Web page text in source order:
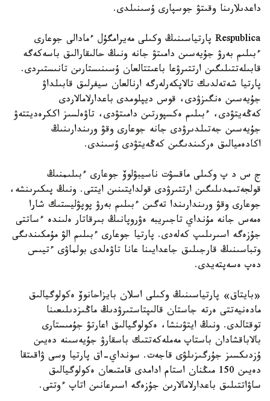
داعدىلارىنا وقىتۋ جوسپارى ۇسىنىلدى.
Respublica پارتياسىنىڭ وكىلى مەيرامگۇل ءمادالى جوعارى
ءبىلىم بەرۋ جۇيەسىن دامىتۋ جانە ونىڭ حالىقارالىق باسەكەگە
قابىلەتتىلىگىن ارتتىرۋعا باعىتتالعان ۇسىنىستارىن تانىستىردى.
پارتيا شەتەلدىك تالاپكەرلەرگە ارنالعان سيفرلىق قابىلداۋ
جۇيەسىن ەنگىزۋدى، قوس ديپلومدى باعدارلامالاردى
كەڭەيتۋدى، ءبىلىم ەكسپورتىن دامىتۋدى، تاۋەلسىز اككرەديتتەۋ
جۇيەسىن جەتىلدىرۋدى جانە جوعارى وقۋ ورىندارىنىڭ
اكادەميالىق ەركىندىگىن كەڭەيتۋدى ۇسىندى.
ج س د پ وكىلى ماقسۋت ناسيبۋلوۆ جوعارى ءبىلىمنىڭ
قولجەتىمدىلىگىن ارتتىرۋدى قولدايتىنىن ايتتى. ونىڭ پىكىرىنشە،
جوعارى وقۋ ورىندارىندا تەگىن ءبىلىم بەرۋ پوپۋليستىك شارا
ەمەس جانە مۇنداي تاجىريبە ەۋروپانىڭ بىرقاتار ەلىندە ءساتتى
جۇزەگە اسىرىلىپ كەلەدى. پارتيا جوعارى ءبىلىم الۋ مۇمكىندىگى
وتباسىنىڭ قارجىلىق جاعدايىنا عانا تاۋەلدى بولماۋى ءتيىس
دەپ ەسەپتەيدى.
«بايتاق» پارتياسىنىڭ وكىلى اسلان بايزاحانوۆ ەكولوگيالىق
مادەنيەتتى ەرتە جاستان قالىپتاستىرۋدىڭ ماڭىزدىلىعىنا
توقتالدى. ونىڭ ايتۋىنشا، ەكولوگيالىق اعارتۋ جۇمىستارى
بالاباقشادان باستاپ مەملەكەتتىك باسقارۋ جۇيەسىنە دەيىن
ۇزدىكسىز جۇرگىزىلۋى قاجەت. سونداي-اق پارتيا وسى ۋاقىتقا
دەيىن 150 مىڭنان استام ادامدى قامتىعان ەكولوگيالىق
ساۋاتتىلىق باعدارلامالارىن جۇزەگە اسىرعانىن اتاپ ءوتتى.